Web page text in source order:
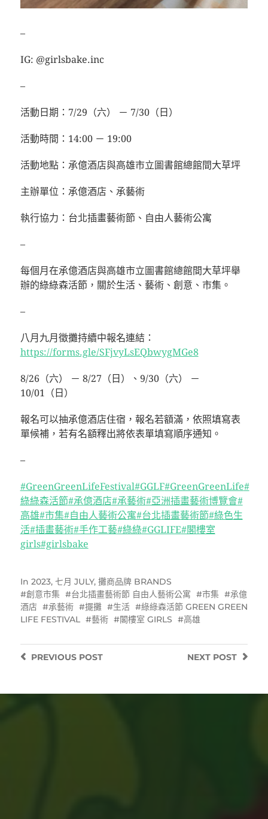
–
IG: @girlsbake.inc
–
活動日期：7/29（六） － 7/30（日）
活動時間：14:00 － 19:00
活動地點：承億酒店與高雄市立圖書館總館間大草坪
主辦單位：承億酒店、承藝術
執行協力：台北插畫藝術節、自由人藝術公寓
–
每個月在承億酒店與高雄市立圖書館總館間大草坪舉
辦的綠綠森活節，關於生活、藝術、創意、市集。
–
八月九月徵攤持續中報名連結：
https://forms.gle/SFjvyLsEQbwygMGe8
8/26（六） － 8/27（日）、9/30（六） －
10/01（日）
報名可以抽承億酒店住宿，報名若額滿，依照填寫表
單候補，若有名額釋出將依表單填寫順序通知。
–
#GreenGreenLifeFestival#GGLF#GreenGreenLife#
綠綠森活節#承億酒店#承藝術#亞洲插畫藝術博覽會#
高雄#市集#自由人藝術公寓#台北插畫藝術節#綠色生
活#插畫藝術#手作工藝#綠綠#GGLIFE#閣樓室
girls#girlsbake
In 2023, 七月 JULY, 攤商品牌 BRANDS
創意市集
台北插畫藝術節 自由人藝術公寓 市集
承億
酒店
承藝術 擺攤 生活
綠綠森活節 GREEN GREEN
LIFE FESTIVAL
藝術 閣樓室 GIRLS 高雄
NEXT POST
PREVIOUSPOST